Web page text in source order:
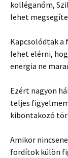
kolléganőm,
lehet
Kapcsolódtak a
lehet elérni,
energia ne
Ezért nagyon
teljes
kibontakozó
Amikor
fordítok külön